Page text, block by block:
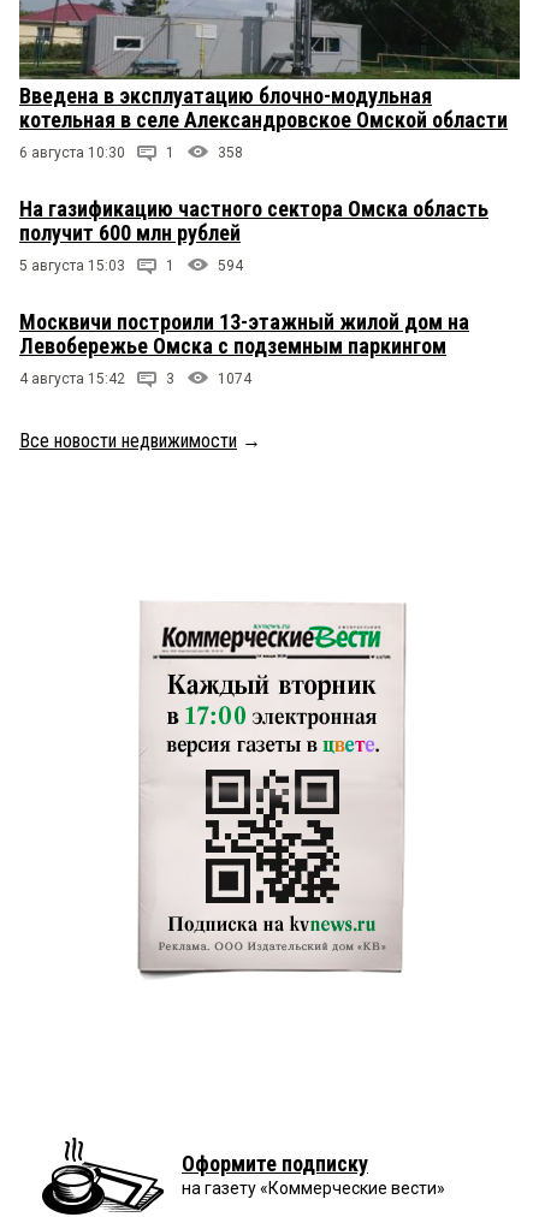
Введена в эксплуатацию блочно-модульная
котельная в селе Александровское Омской области
6 августа 10:30 1 358
На газификацию частного сектора Омска область
получит 600 млн рублей
5 августа 15:03 1 594
Москвичи построили 13-этажный жилой дом на
Левобережье Омска с подземным паркингом
4 августа 15:42 3 1074
Все новости недвижимости →
Оформите подписку
на газету «Коммерческие вести»